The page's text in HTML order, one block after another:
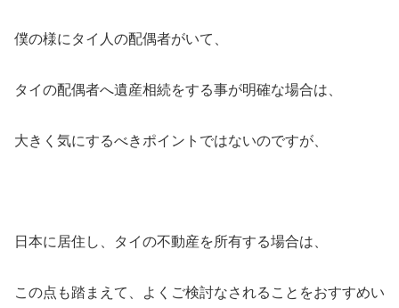
僕の様にタイ人の配偶者がいて、
タイの配偶者へ遺産相続をする事が明確な場合は、
大きく気にするべきポイントではないのですが、
日本に居住し、タイの不動産を所有する場合は、
この点も踏まえて、よくご検討なされることをおすすめい